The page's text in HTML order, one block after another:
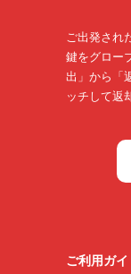
ご出発され
鍵をグロー
出」から「
ッチして返
ご利用ガ